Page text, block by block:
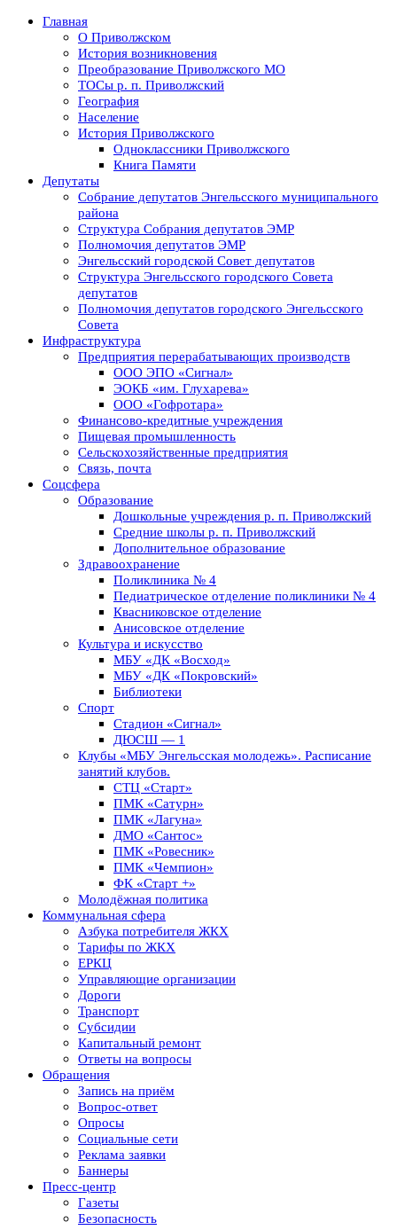
Главная
О Приволжском
История возникновения
Преобразование Приволжского МО
ТОСы р. п. Приволжский
География
Население
История Приволжского
Одноклассники Приволжского
Книга Памяти
Депутаты
Собрание депутатов Энгельсского муниципального
района
Структура Собрания депутатов ЭМР
Полномочия депутатов ЭМР
Энгельсский городской Совет депутатов
Структура Энгельсского городского Совета
депутатов
Полномочия депутатов городского Энгельсского
Совета
Инфраструктура
Предприятия перерабатывающих производств
ООО ЭПО «Сигнал»
ЭОКБ «им. Глухарева»
ООО «Гофротара»
Финансово-кредитные учреждения
Пищевая промышленность
Сельскохозяйственные предприятия
Связь, почта
Соцсфера
Образование
Дошкольные учреждения р. п. Приволжский
Средние школы р. п. Приволжский
Дополнительное образование
Здравоохранение
Поликлиника № 4
Педиатрическое отделение поликлиники № 4
Квасниковское отделение
Анисовское отделение
Культура и искусство
МБУ «ДК «Восход»
МБУ «ДК «Покровский»
Библиотеки
Спорт
Стадион «Сигнал»
ДЮСШ — 1
Клубы «МБУ Энгельсская молодежь». Расписание
занятий клубов.
СТЦ «Старт»
ПМК «Сатурн»
ПМК «Лагуна»
ДМО «Сантос»
ПМК «Ровесник»
ПМК «Чемпион»
ФК «Старт +»
Молодёжная политика
Коммунальная сфера
Азбука потребителя ЖКХ
Тарифы по ЖКХ
ЕРКЦ
Управляющие организации
Дороги
Транспорт
Субсидии
Капитальный ремонт
Ответы на вопросы
Обращения
Запись на приём
Вопрос-ответ
Опросы
Социальные сети
Реклама заявки
Баннеры
Пресс-центр
Газеты
Безопасность